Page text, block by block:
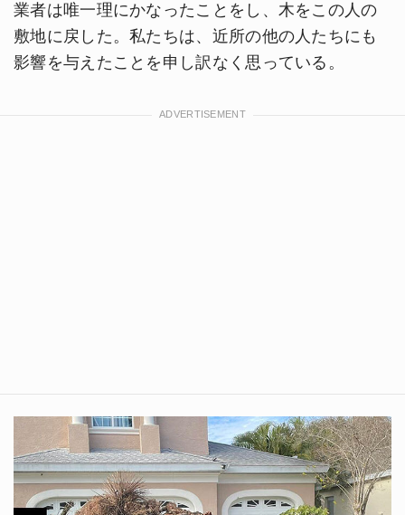
業者は唯一理にかなったことをし、木をこの人の
敷地に戻した。私たちは、近所の他の人たちにも
影響を与えたことを申し訳なく思っている。